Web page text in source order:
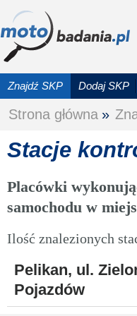
Znajdź SKP Dodaj SKP
Strona główna »
Stacje
Placówki
samochodu w
Ilość znalezionych
Pelikan, ul.
Pojazdów